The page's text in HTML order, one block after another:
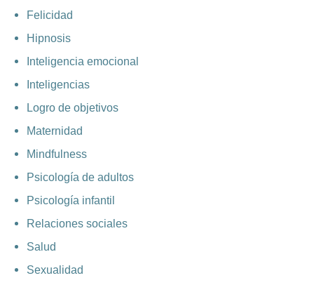
Felicidad
Hipnosis
Inteligencia emocional
Inteligencias
Logro de objetivos
Maternidad
Mindfulness
Psicología de adultos
Psicología infantil
Relaciones sociales
Salud
Sexualidad